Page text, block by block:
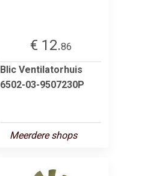
€ 12.86
Blic Ventilatorhuis
6502-03-9507230P
Meerdere shops